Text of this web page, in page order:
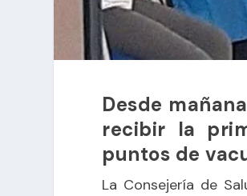
Desde
recibir la
puntos de
La Consejería de